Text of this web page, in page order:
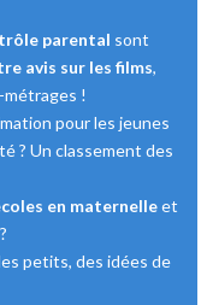
parental sont
avis sur les films,
!
pour les jeunes
? Un classement des
en maternelleet
petits, des idées de